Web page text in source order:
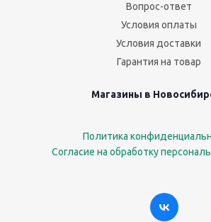
Вопрос-ответ
Условия оплаты
Условия доставки
Гарантия на товар
Магазины в
Политика
Согласие на обработку